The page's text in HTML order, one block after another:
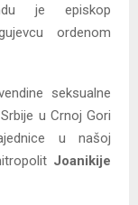
je episkop
ordenom
seksualne
u Crnoj Gori
u našoj
Joanikije